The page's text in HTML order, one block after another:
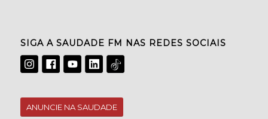
SIGA A SAUDADE FM NAS REDES SOCIAIS
ANUNCIE NA SAUDADE